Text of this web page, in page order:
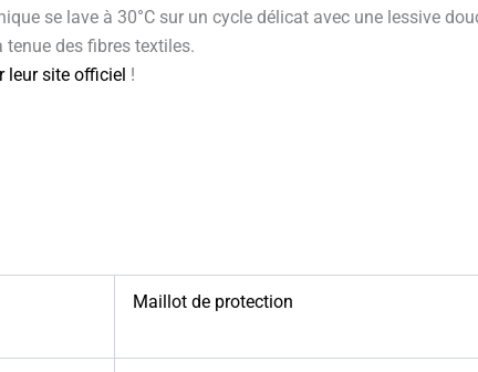
se lave à 30°C sur un cycle délicat avec une lessive
tenue des fibres textiles.
leur site officiel !
Maillot de protection